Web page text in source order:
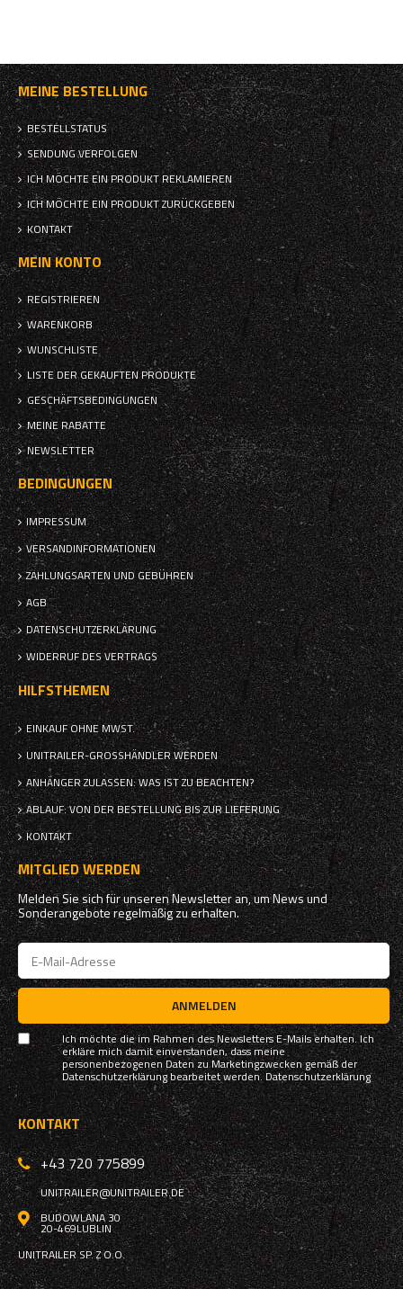
MEINE BESTELLUNG
BESTELLSTATUS
SENDUNG VERFOLGEN
ICH MÖCHTE EIN PRODUKT REKLAMIEREN
ICH MÖCHTE EIN PRODUKT ZURÜCKGEBEN
KONTAKT
MEIN KONTO
REGISTRIEREN
WARENKORB
WUNSCHLISTE
LISTE DER GEKAUFTEN PRODUKTE
GESCHÄFTSBEDINGUNGEN
MEINE RABATTE
NEWSLETTER
BEDINGUNGEN
IMPRESSUM
VERSANDINFORMATIONEN
ZAHLUNGSARTEN UND GEBÜHREN
AGB
DATENSCHUTZERKLÄRUNG
WIDERRUF DES VERTRAGS
HILFSTHEMEN
EINKAUF OHNE MWST.
UNITRAILER-GROSSHÄNDLER WERDEN
ANHÄNGER ZULASSEN: WAS IST ZU BEACHTEN?
ABLAUF: VON DER BESTELLUNG BIS ZUR LIEFERUNG
KONTAKT
MITGLIED WERDEN
Melden Sie sich für unseren Newsletter an, um News und
Sonderangebote regelmäßig zu erhalten.
ANMELDEN
Ich möchte die im Rahmen des Newsletters E-Mails erhalten. Ich
erkläre mich damit einverstanden, dass meine
personenbezogenen Daten zu Marketingzwecken gemäß der
Datenschutzerklärung bearbeitet werden.Datenschutzerklärung
KONTAKT
+43 720 775899
UNITRAILER@UNITRAILER.DE
BUDOWLANA 30
20-469LUBLIN
UNITRAILER SP. Z O.O.